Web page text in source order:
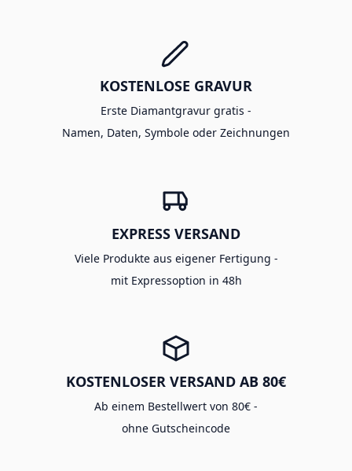
KOSTENLOSE GRAVUR
Erste Diamantgravur gratis -
Namen, Daten, Symbole oder Zeichnungen
EXPRESS VERSAND
Viele Produkte aus eigener Fertigung -
mit Expressoption in 48h
KOSTENLOSER VERSAND AB 80€
Ab einem Bestellwert von 80€ -
ohne Gutscheincode